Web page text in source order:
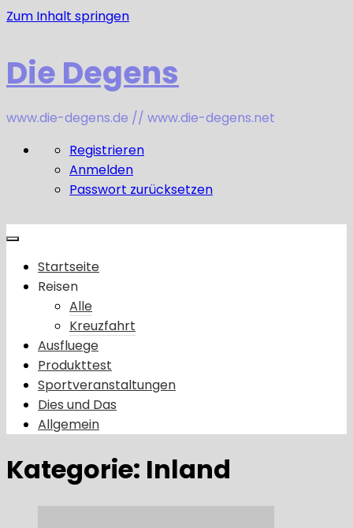
Zum Inhalt springen
Die Degens
www.die-degens.de // www.die-degens.net
Registrieren
Anmelden
Passwort zurücksetzen
Startseite
Reisen
Alle
Kreuzfahrt
Ausfluege
Produkttest
Sportveranstaltungen
Dies und Das
Allgemein
Kategorie: Inland